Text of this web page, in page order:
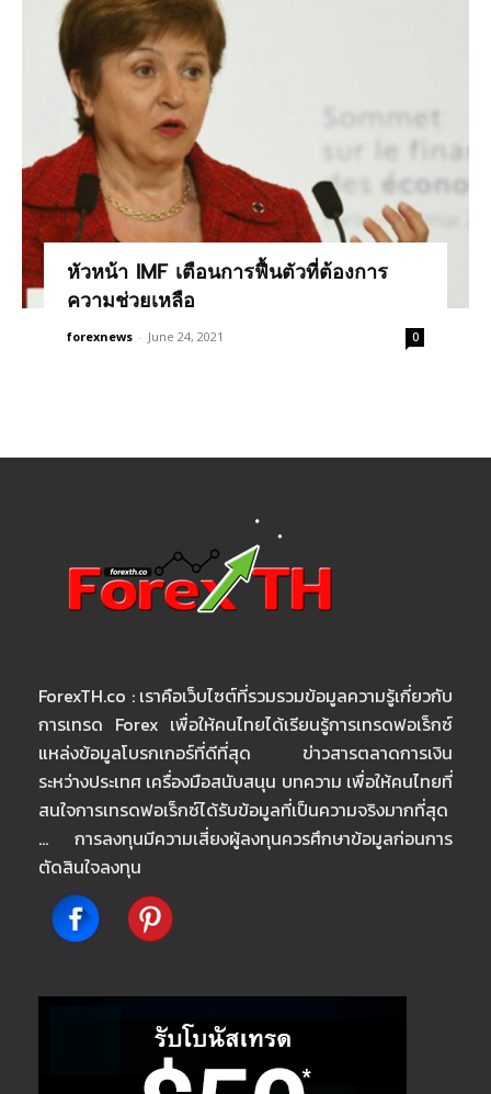
หัวหน้า IMF เตือนการฟื้นตัวที่ต้องการ
ความช่วยเหลือ
forexnews - June 24, 2021 0
ForexTH.co : เราคือเว็บไซต์ที่รวมรวมข้อมูลความรู้เกี่ยวกับ
การเทรด Forex เพื่อให้คนไทยได้เรียนรู้การเทรดฟอเร็กซ์
แหล่งข้อมูลโบรกเกอร์ที่ดีที่สุด ข่าวสารตลาดการเงิน
ระหว่างประเทศ เครื่องมือสนับสนุน บทความ เพื่อให้คนไทยที่
สนใจการเทรดฟอเร็กซ์ได้รับข้อมูลที่เป็นความจริงมากที่สุด
… การลงทุนมีความเสี่ยงผู้ลงทุนควรศึกษาข้อมูลก่อนการ
ตัดสินใจลงทุน